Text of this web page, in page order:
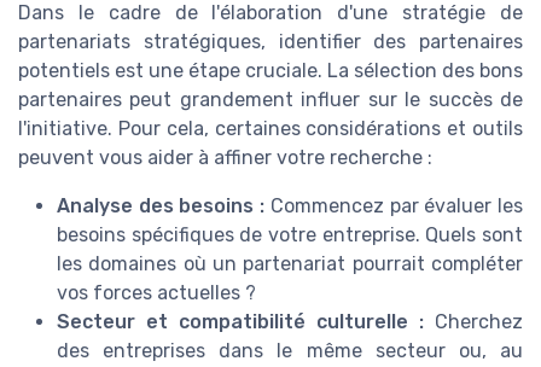
Dans le cadre de l'élaboration d'une stratégie de
partenariats stratégiques, identifier des partenaires
potentiels est une étape cruciale. La sélection des bons
partenaires peut grandement influer sur le succès de
l'initiative. Pour cela, certaines considérations et outils
peuvent vous aider à affiner votre recherche :
Analyse des besoins : Commencez par évaluer les
besoins spécifiques de votre entreprise. Quels sont
les domaines où un partenariat pourrait compléter
vos forces actuelles ?
Secteur et compatibilité culturelle : Cherchez
des entreprises dans le même secteur ou, au